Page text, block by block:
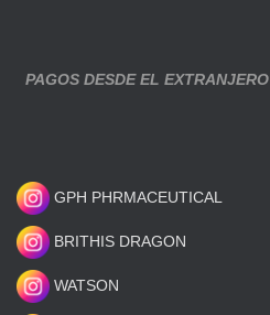
PAGOS DESDE EL EXTRANJERO
GPH PHRMACEUTICAL
BRITHIS DRAGON
WATSON